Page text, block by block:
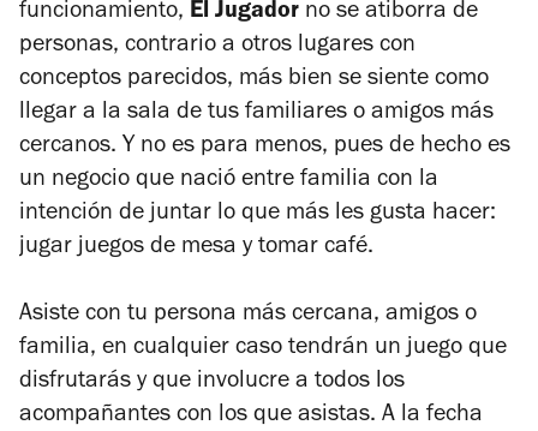
funcionamiento, El Jugador no se atiborra de
personas, contrario a otros lugares con
conceptos parecidos, más bien se siente como
llegar a la sala de tus familiares o amigos más
cercanos. Y no es para menos, pues de hecho es
un negocio que nació entre familia con la
intención de juntar lo que más les gusta hacer:
jugar juegos de mesa y tomar café.
Asiste con tu persona más cercana, amigos o
familia, en cualquier caso tendrán un juego que
disfrutarás y que involucre a todos los
acompañantes con los que asistas. A la fecha